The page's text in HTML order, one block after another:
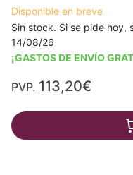
Disponible en breve
Sin stock. Si se pide hoy,
14/08/26
¡GASTOS DE ENVÍO
PVP. 113,20€